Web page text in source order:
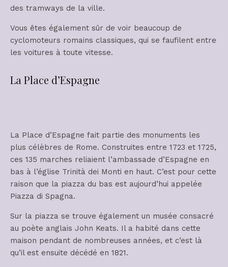
des tramways de la ville.
Vous êtes également sûr de voir beaucoup de
cyclomoteurs romains classiques, qui se faufilent entre
les voitures à toute vitesse.
La Place d’Espagne
La Place d’Espagne fait partie des monuments les
plus célèbres de Rome. Construites entre 1723 et 1725,
ces 135 marches reliaient l’ambassade d’Espagne en
bas à l’église Trinità dei Monti en haut. C’est pour cette
raison que la piazza du bas est aujourd’hui appelée
Piazza di Spagna.
Sur la piazza se trouve également un musée consacré
au poète anglais John Keats. Il a habité dans cette
maison pendant de nombreuses années, et c’est là
qu’il est ensuite décédé en 1821.